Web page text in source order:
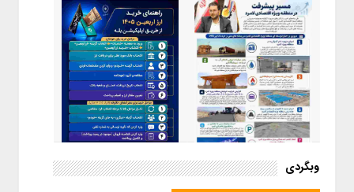
اینفوگرافیک / مسیر پیشرفت در
اینفوگرافیک / راهنمای خرید ارز
اربعین از طریق اپلیکیشن بله
وبگردی